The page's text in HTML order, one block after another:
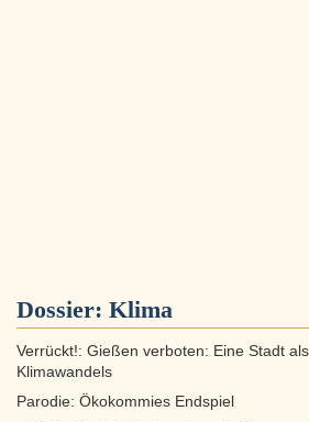
Dossier: Klima
Verrückt!: Gießen verboten: Eine Stadt
Klimawandels
Parodie: Ökokommies Endspiel